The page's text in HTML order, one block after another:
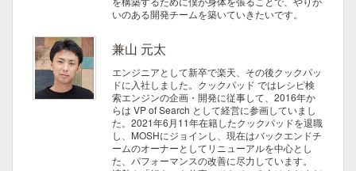
いのある開発チームを築いていきたいです。
兼山 元太
エンジニアとして新卒で楽天、その後クックパッ
ドに入社しました。クックパッド ではレシピ検
索エンジンの企画・開発に従事して、2016年か
らは VP of Search として経営に参画していまし
た。2021年6月11年在籍したクックパッドを退職
し、MOSHにジョインし、現在はバックエンドチ
ームのオーナーとしてリニューアルを中心とし
た、パフォーマンスの改善に尽力しています。